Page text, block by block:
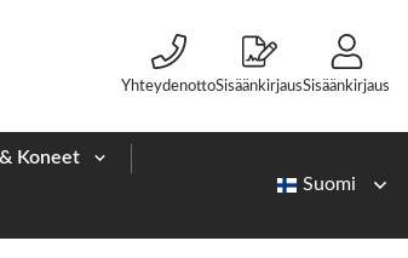
YhteydenottoSisäänkirjausSisäänkirjaus
Koneet